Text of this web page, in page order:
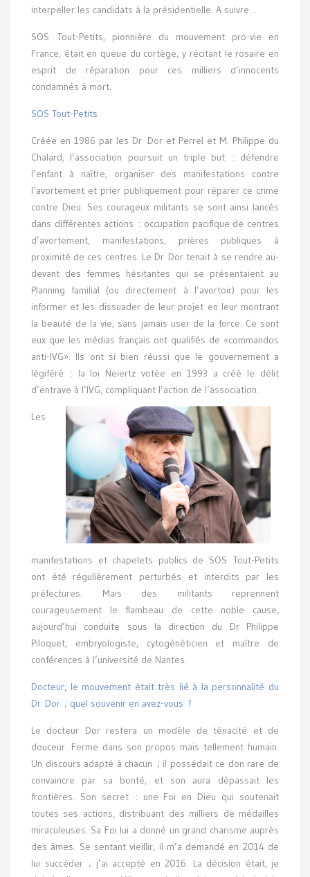
interpeller les candidats à la présidentielle. A suivre…
SOS Tout-Petits, pionnière du mouvement pro-vie en
France, était en queue du cortège, y récitant le rosaire en
esprit de réparation pour ces milliers d’innocents
condamnés à mort.
SOS Tout-Petits
Créée en 1986 par les Dr Dor et Perrel et M. Philippe du
Chalard, l’association poursuit un triple but : défendre
l’enfant à naître, organiser des manifestations contre
l’avortement et prier publiquement pour réparer ce crime
contre Dieu. Ses courageux militants se sont ainsi lancés
dans différentes actions : occupation pacifique de centres
d’avortement, manifestations, prières publiques à
proximité de ces centres. Le Dr Dor tenait à se rendre au-
devant des femmes hésitantes qui se présentaient au
Planning familial (ou directement à l’avortoir) pour les
informer et les dissuader de leur projet en leur montrant
la beauté de la vie, sans jamais user de la force. Ce sont
eux que les médias français ont qualifiés de «commandos
anti-IVG». Ils ont si bien réussi que le gouvernement a
légiféré : la loi Neiertz votée en 1993 a créé le délit
d’entrave à l’IVG, compliquant l’action de l’association.
Les
manifestations et chapelets publics de SOS Tout-Petits
ont été régulièrement perturbés et interdits par les
préfectures. Mais des militants reprennent
courageusement le flambeau de cette noble cause,
aujourd’hui conduite sous la direction du Dr Philippe
Piloquet, embryologiste, cytogénéticien et maître de
conférences à l’université de Nantes.
Docteur, le mouvement était très lié à la personnalité du
Dr Dor ; quel souvenir en avez-vous ?
Le docteur Dor restera un modèle de ténacité et de
douceur. Ferme dans son propos mais tellement humain.
Un discours adapté à chacun ; il possédait ce don rare de
convaincre par sa bonté, et son aura dépassait les
frontières. Son secret : une Foi en Dieu qui soutenait
toutes ses actions, distribuant des milliers de médailles
miraculeuses. Sa Foi lui a donné un grand charisme auprès
des âmes. Se sentant vieillir, il m’a demandé en 2014 de
lui succéder ; j’ai accepté en 2016. La décision était, je